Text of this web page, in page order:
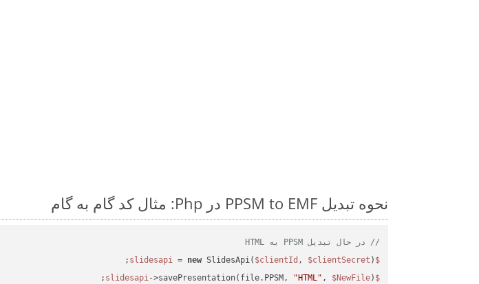
نحوه تبدیل PPSM to EMF در Php: مثال کد گام به گام
// در حال تبدیل PPSM به HTML
$slidesapi
= new SlidesApi( $clientId , $clientSecret );
$slidesapi
->savePresentation(file.PPSM, "HTML" , $NewFile